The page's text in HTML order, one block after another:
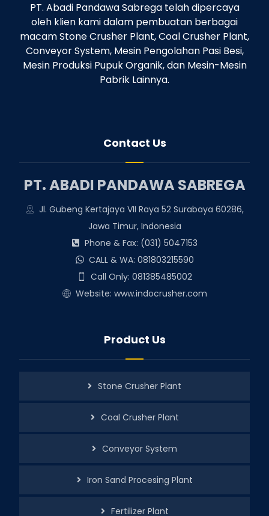
PT. Abadi Pandawa Sabrega telah dipercaya
oleh klien kami dalam pembuatan berbagai
macam Stone Crusher Plant, Coal Crusher Plant,
Conveyor System, Mesin Pengolahan Pasi Besi,
Mesin Produksi Pupuk Organik, dan Mesin-Mesin
Pabrik Lainnya.
Contact Us
PT. ABADI PANDAWA SABREGA
Jl. Gubeng Kertajaya VII Raya 52 Surabaya 60286,
Jawa Timur, Indonesia
Phone & Fax: (031) 5047153
CALL & WA: 081803215590
Call Only: 081385485002
Website: www.indocrusher.com
Product Us
Stone Crusher Plant
Coal Crusher Plant
Conveyor System
Iron Sand Procesing Plant
Fertilizer Plant